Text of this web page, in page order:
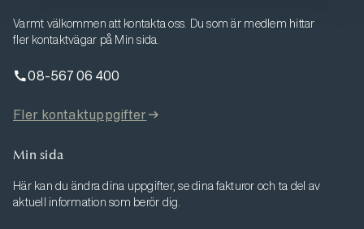
Varmt välkommen att kontakta oss. Du som är medlem hittar
fler kontaktvägar på Min sida.
08-567 06 400
Fler kontaktuppgifter
Min sida
Här kan du ändra dina uppgifter, se dina fakturor och ta del av
aktuell information som berör dig.